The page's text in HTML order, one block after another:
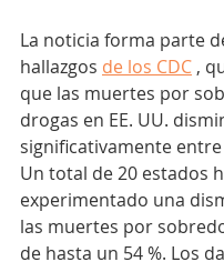
La noticia forma parte
hallazgos de los CDC ,
que las muertes por
drogas en EE. UU.
significativamente entre
Un total de 20 estados
experimentado una
las muertes por
de hasta un 54 %. Los